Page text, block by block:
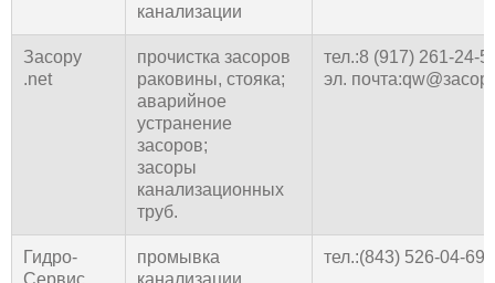
канализации
Засору
.net
прочистка засоров
раковины, стояка;
аварийное
устранение
засоров;
засоры
канализационных
труб.
тел.:8 (917) 261-24-
эл.
Гидро-
Сервис
промывка
канализации
тел.:(843) 526-04-69